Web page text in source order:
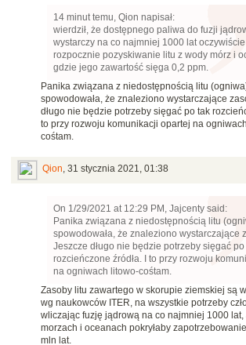
14 minut temu, Qion napisał:
wierdził, że dostępnego paliwa do fuzji
wystarczy na co najmniej 1000 lat
rozpocznie pozyskiwanie litu z wody mórz i
gdzie jego zawartość sięga 0,2 ppm.
Panika związana z niedostępnością litu
spowodowała, że znaleziono wystarczające
długo nie będzie potrzeby sięgać po tak
to przy rozwoju komunikacji opartej na
cośtam.
Qion, 31 stycznia 2021, 01:38
On 1/29/2021 at 12:29 PM, Jajcenty said:
Panika związana z niedostępnością litu
spowodowała, że znaleziono wystarczające
Jeszcze długo nie będzie potrzeby sięgać po
rozcieńczone źródła. I to przy rozwoju
na ogniwach litowo-cośtam.
Zasoby litu zawartego w skorupie ziemskiej są
wg naukowców ITER, na wszystkie potrzeby
wliczając fuzję jądrową na co najmniej 1000 lat,
morzach i oceanach pokryłaby
mln lat.